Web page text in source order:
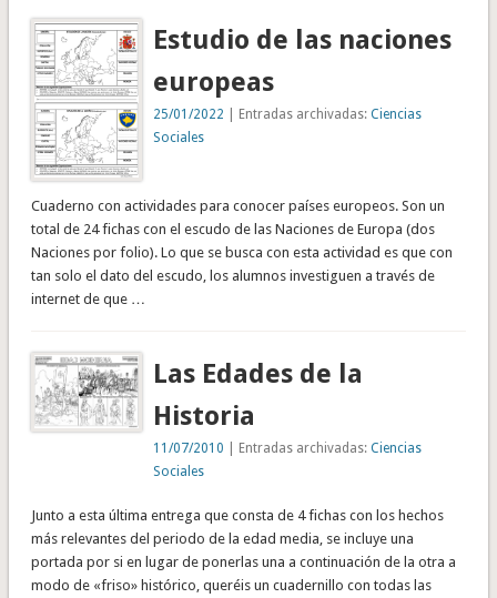
Estudio de las naciones
europeas
25/01/2022 | Entradas archivadas:Ciencias
Sociales
Cuaderno con actividades para conocer países europeos. Son un
total de 24 fichas con el escudo de las Naciones de Europa (dos
Naciones por folio). Lo que se busca con esta actividad es que con
tan solo el dato del escudo, los alumnos investiguen a través de
internet de que …
Las Edades de la
Historia
11/07/2010 | Entradas archivadas:Ciencias
Sociales
Junto a esta última entrega que consta de 4 fichas con los hechos
más relevantes del periodo de la edad media, se incluye una
portada por si en lugar de ponerlas una a continuación de la otra a
modo de «friso» histórico, queréis un cuadernillo con todas las